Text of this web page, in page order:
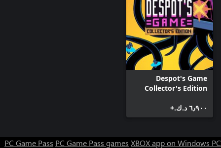
Despot's Game
Collector's Edition
٦٫٩٠٠ د.ك.‏+
PC Game Pass PC Game Pass games XBOX app on Windows PC